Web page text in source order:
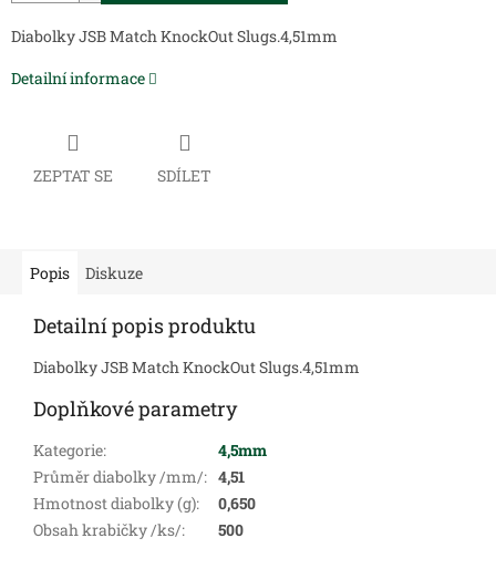
Diabolky JSB Match KnockOut Slugs.4,51mm
Detailní informace
ZEPTAT SE SDÍLET
Popis Diskuze
Detailní popis produktu
Diabolky JSB Match KnockOut Slugs.4,51mm
Doplňkové parametry
Kategorie:
4,5mm
Průměr diabolky /mm/: 4,51
Hmotnost diabolky (g):
0,650
Obsah krabičky /ks/: 500